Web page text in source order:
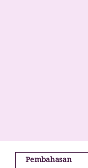
Pembahasan